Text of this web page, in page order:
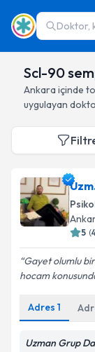
Doktor,
Scl-90
Ankara içinde
uygulayan
5 (
Gayet olumlu
hocam
Adres 1
Uzman Grup